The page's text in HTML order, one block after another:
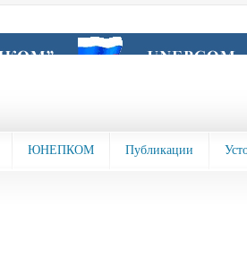
ЮНЕПКОМ Публикации